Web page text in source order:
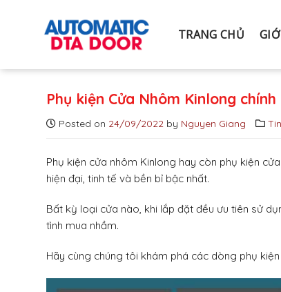
TRANG CHỦ
Phụ kiện Cửa Nhôm Kinlong chính
Posted on 24/09/2022 by Nguyen Giang
Phụ kiện cửa nhôm Kinlong hay còn phụ kiện
hiện đại, tinh tế và bền bỉ bậc nhất.
Bất kỳ loại cửa nào, khi lắp đặt đều ưu tiên sử
tình mua nhầm.
Hãy cùng chúng tôi khám phá các dòng phụ